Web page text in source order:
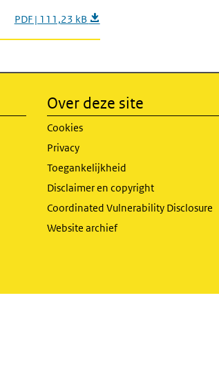
PDF | 111,23 kB
Over deze site
Cookies
Privacy
Toegankelijkheid
Disclaimer en copyright
Coordinated Vulnerability Disclosure
Website archief